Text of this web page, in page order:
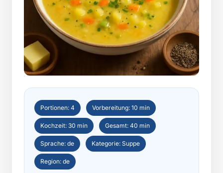
Portionen: 4 Vorbereitung: 10 min
Kochzeit: 30 min Gesamt: 40 min
Sprache: de Kategorie: Suppe
Region: de